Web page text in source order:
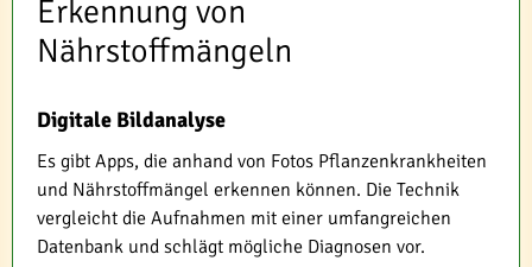
Erkennung von
Nährstoffmängeln
Digitale Bildanalyse
Es gibt Apps, die anhand von Fotos Pflanzenkrankheiten
und Nährstoffmängel erkennen können. Die Technik
vergleicht die Aufnahmen mit einer umfangreichen
Datenbank und schlägt mögliche Diagnosen vor.